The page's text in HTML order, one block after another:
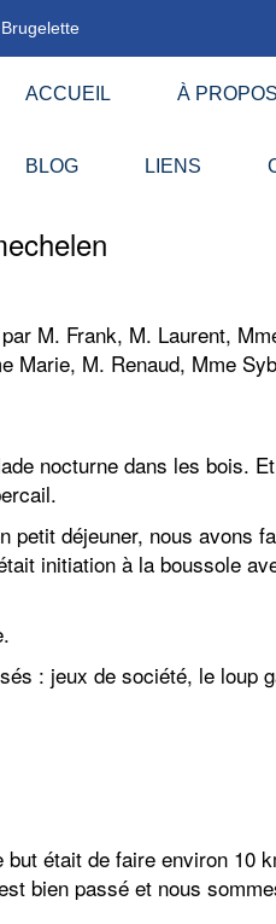
ACCUEIL À PROPOS
BLOG LIENS
M. Frank, M. Laurent,
Marie, M. Renaud, Mme
nocturne dans les bois.
petit déjeuner, nous avons
initiation à la boussole
: jeux de société, le loup
était de faire environ 10
bien passé et nous